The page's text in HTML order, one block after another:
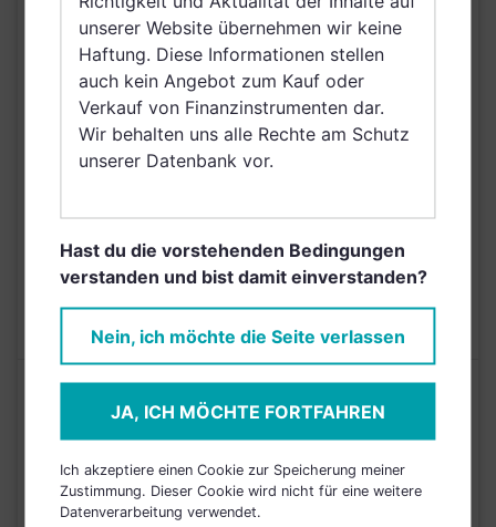
VERTRIEBSZULASSUNG
Großbritannien und
Nordirland, Österreich,
Schweiz, Finnland,
Dänemark, Hong Kong,
Schweden, Irland,
AUSGABEAUFSCHLAG 5,00%
N/A
1 2 3 5
Stand 29.02.2020
unserer Website übernehmen wir keine
Haftung. Diese Informationen stellen
auch kein Angebot zum Kauf oder
Verkauf von Finanzinstrumenten dar.
Wir behalten uns alle Rechte am Schutz
unserer Datenbank vor.
Hast du die vorstehenden Bedingungen
verstanden und bist damit einverstanden?
Nein, ich möchte die Seite verlassen
JA, ICH MÖCHTE FORTFAHREN
Ich akzeptiere einen Cookie zur Speicherung meiner
Zustimmung. Dieser Cookie wird nicht für eine weitere
Datenverarbeitung verwendet.